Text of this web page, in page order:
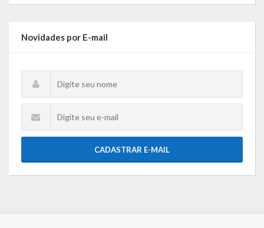
Gestão Saúde – GOVBR
Novidades por E-mail
CADASTRAR E-MAIL